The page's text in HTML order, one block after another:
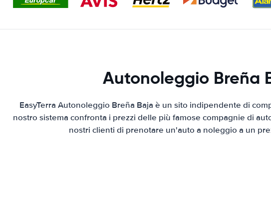
Autonoleggio Breña
EasyTerra Autonoleggio Breña Baja è un sito indipendente di
nostro sistema confronta i prezzi delle più famose compagnie di
nostri clienti di prenotare un'auto a noleggio a un